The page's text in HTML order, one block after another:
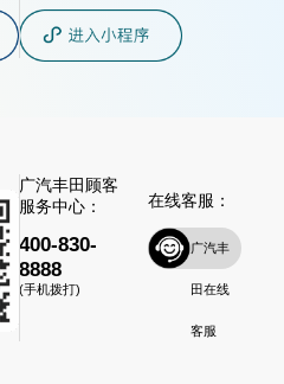
广汽丰田顾客
服务中心：
400-830-
8888
(手机拨打)
在线客服：
广汽丰
田在线
客服